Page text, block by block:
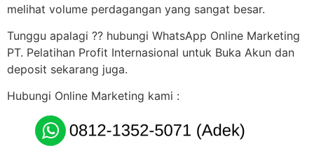
melihat volume perdagangan yang sangat besar.
Tunggu apalagi ?? hubungi WhatsApp Online Marketing
PT. Pelatihan Profit Internasional untuk Buka Akun dan
deposit sekarang juga.
Hubungi Online Marketing kami :